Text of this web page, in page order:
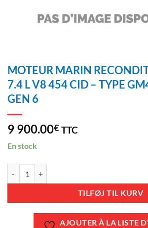
MOTEUR MARIN
7.4 L V8 454 CID – TYPE
GEN 6
9 900.00€ TTC
En stock
TILFØJ TIL KURV
AJOUTER À LA LISTE